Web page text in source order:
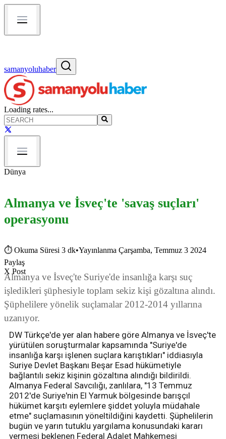
samanyoluhaber
Loading rates...
Dünya
Almanya ve İsveç'te 'savaş suçları'
operasyonu
⏱ Okuma Süresi 3 dk•Yayınlanma Çarşamba, Temmuz 3 2024
Paylaş
X Post
Almanya ve İsveç'te Suriye'de insanlığa karşı suç
işledikleri şüphesiyle toplam sekiz kişi gözaltına alındı.
Şüphelilere yönelik suçlamalar 2012-2014 yıllarına
uzanıyor.
DW Türkçe'de yer alan habere göre Almanya ve İsveç'te
yürütülen soruşturmalar kapsamında "Suriye'de
insanlığa karşı işlenen suçlara karıştıkları" iddiasıyla
Suriye Devlet Başkanı Beşar Esad hükümetiyle
bağlantılı sekiz kişinin gözaltına alındığı bildirildi.
Almanya Federal Savcılığı, zanlılara, "13 Temmuz
2012'de Suriye'nin El Yarmuk bölgesinde barışçıl
hükümet karşıtı eylemlere şiddet yoluyla müdahale
etme" suçlamasının yöneltildiğini kaydetti. Şüphelilerin
bugün ve yarın tutuklu yargılama konusundaki kararı
vermesi beklenen Federal Adalet Mahkemesi